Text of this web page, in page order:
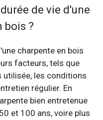
de vie d'une
bois ?
charpente en bois
facteurs, tels que
utilisée, les conditions
régulier. En
bien entretenue
et 100 ans, voire plus